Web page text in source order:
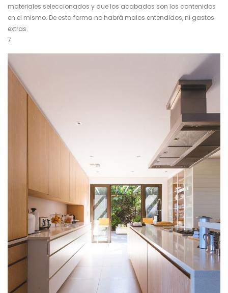
materiales seleccionados y que los acabados son los contenidos
en el mismo. De esta forma no habrá malos entendidos, ni gastos
extras.